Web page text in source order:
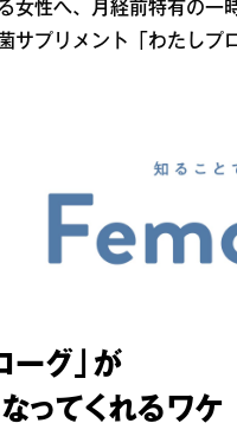
女性へ、月経前特有の一
サプリメント「わたし
ーグ」が
ってくれるワケ